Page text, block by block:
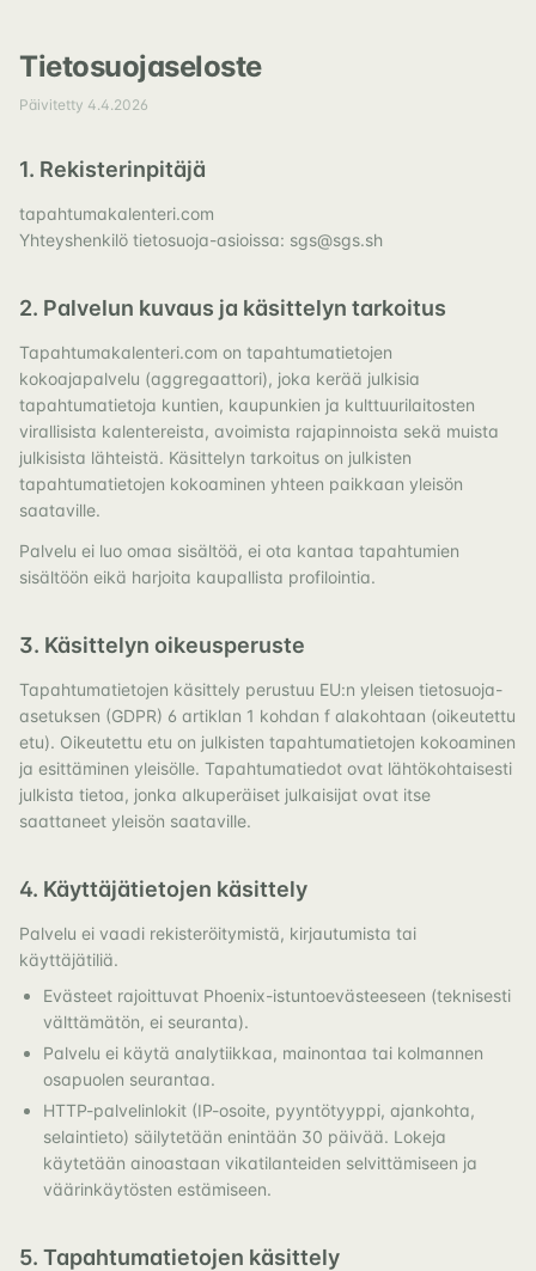
Tietosuojaseloste
Päivitetty 4.4.2026
1. Rekisterinpitäjä
tapahtumakalenteri.com
Yhteyshenkilö tietosuoja-asioissa: sgs@sgs.sh
2. Palvelun kuvaus ja käsittelyn tarkoitus
Tapahtumakalenteri.com on tapahtumatietojen
kokoajapalvelu (aggregaattori), joka kerää julkisia
tapahtumatietoja kuntien, kaupunkien ja kulttuurilaitosten
virallisista kalentereista, avoimista rajapinnoista sekä muista
julkisista lähteistä. Käsittelyn tarkoitus on julkisten
tapahtumatietojen kokoaminen yhteen paikkaan yleisön
saataville.
Palvelu ei luo omaa sisältöä, ei ota kantaa tapahtumien
sisältöön eikä harjoita kaupallista profilointia.
3. Käsittelyn oikeusperuste
Tapahtumatietojen käsittely perustuu EU:n yleisen tietosuoja-
asetuksen (GDPR) 6 artiklan 1 kohdan f alakohtaan (oikeutettu
etu). Oikeutettu etu on julkisten tapahtumatietojen kokoaminen
ja esittäminen yleisölle. Tapahtumatiedot ovat lähtökohtaisesti
julkista tietoa, jonka alkuperäiset julkaisijat ovat itse
saattaneet yleisön saataville.
4. Käyttäjätietojen käsittely
Palvelu ei vaadi rekisteröitymistä, kirjautumista tai
käyttäjätiliä.
Evästeet rajoittuvat Phoenix-istuntoevästeeseen (teknisesti
välttämätön, ei seuranta).
Palvelu ei käytä analytiikkaa, mainontaa tai kolmannen
osapuolen seurantaa.
HTTP-palvelinlokit (IP-osoite, pyyntötyyppi, ajankohta,
selaintieto) säilytetään enintään 30 päivää. Lokeja
käytetään ainoastaan vikatilanteiden selvittämiseen ja
väärinkäytösten estämiseen.
5. Tapahtumatietojen käsittely